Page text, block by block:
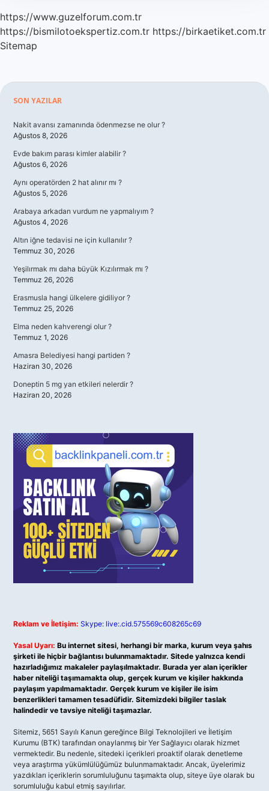
https://www.guzelforum.com.tr
https://bismilotoekspertiz.com.tr https://birkaetiket.com.tr
Sitemap
Sidebar
SON YAZILAR
Nakit avansı zamanında ödenmezse ne olur ?
Ağustos 8, 2026
Evde bakım parası kimler alabilir ?
Ağustos 6, 2026
Aynı operatörden 2 hat alınır mı ?
Ağustos 5, 2026
Arabaya arkadan vurdum ne yapmalıyım ?
Ağustos 4, 2026
Altın iğne tedavisi ne için kullanılır ?
Temmuz 30, 2026
Yeşilırmak mı daha büyük Kızılırmak mı ?
Temmuz 26, 2026
Erasmusla hangi ülkelere gidiliyor ?
Temmuz 25, 2026
Elma neden kahverengi olur ?
Temmuz 1, 2026
Amasra Belediyesi hangi partiden ?
Haziran 30, 2026
Doneptin 5 mg yan etkileri nelerdir ?
Haziran 20, 2026
Reklam ve İletişim: Skype: live:.cid.575569c608265c69
Yasal Uyarı: Bu internet sitesi, herhangi bir marka, kurum veya şahıs
şirketi ile hiçbir bağlantısı bulunmamaktadır. Sitede yalnızca kendi
hazırladığımız makaleler paylaşılmaktadır. Burada yer alan içerikler
haber niteliği taşımamakta olup, gerçek kurum ve kişiler hakkında
paylaşım yapılmamaktadır. Gerçek kurum ve kişiler ile isim
benzerlikleri tamamen tesadüfidir. Sitemizdeki bilgiler taslak
halindedir ve tavsiye niteliği taşımazlar.
Sitemiz, 5651 Sayılı Kanun gereğince Bilgi Teknolojileri ve İletişim
Kurumu (BTK) tarafından onaylanmış bir Yer Sağlayıcı olarak hizmet
vermektedir. Bu nedenle, sitedeki içerikleri proaktif olarak denetleme
veya araştırma yükümlülüğümüz bulunmamaktadır. Ancak, üyelerimiz
yazdıkları içeriklerin sorumluluğunu taşımakta olup, siteye üye olarak bu
sorumluluğu kabul etmiş sayılırlar.